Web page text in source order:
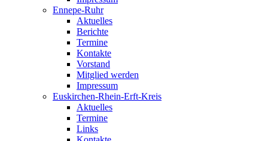
Ennepe-Ruhr
Aktuelles
Berichte
Termine
Kontakte
Vorstand
Mitglied werden
Impressum
Euskirchen-Rhein-Erft-Kreis
Aktuelles
Termine
Links